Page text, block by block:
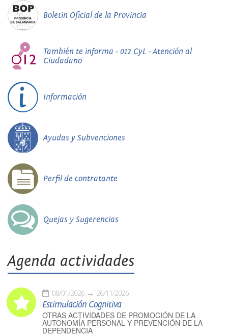
Boletín Oficial de la Provincia
También te informa - 012 CyL - Atención al
Ciudadano
Información
Ayudas y Subvenciones
Perfil de contratante
Quejas y Sugerencias
Agenda actividades
08/01/2026 26/11/2026
Estimulación Cognitiva
OTRAS ACTIVIDADES DE PROMOCIÓN DE LA
AUTONOMÍA PERSONAL Y PREVENCIÓN DE LA
DEPENDENCIA